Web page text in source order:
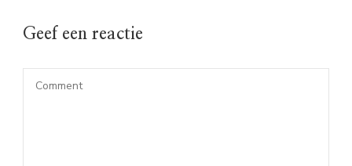
Geef een reactie